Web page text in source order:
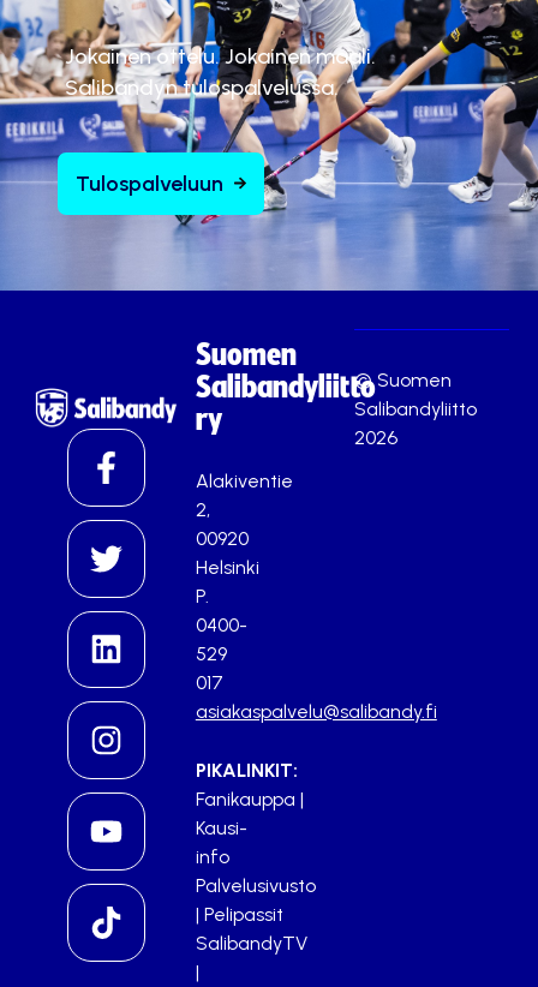
Jokainen ottelu. Jokainen maali.
Salibandyn tulospalvelussa.
Tulospalveluun
Suomen
Salibandyliitto
ry
Alakiventie
2,
00920
Helsinki
P.
0400-
529
017
asiakaspalvelu@salibandy.fi
PIKALINKIT:
Fanikauppa |
Kausi-
info
Palvelusivusto
| Pelipassit
SalibandyTV
|
© Suomen
Salibandyliitto
2026